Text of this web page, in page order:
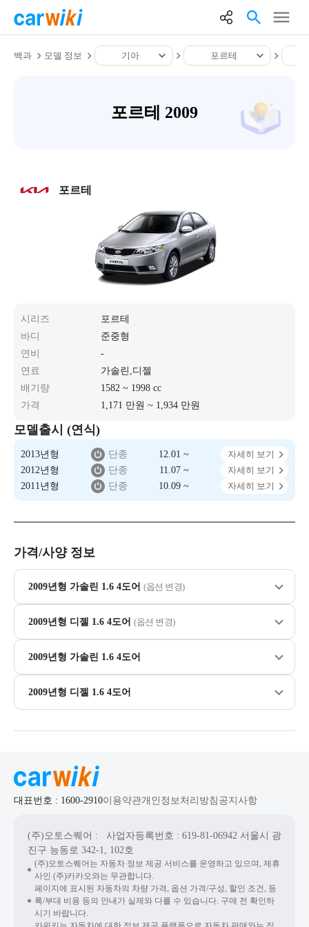
백과 모델 정보 기아 포르테
포르테 2009
포르테
시리즈
포르테
바디
준중형
연비
-
연료
가솔린,디젤
배기량
1582 ~ 1998 cc
가격
1,171 만원 ~ 1,934 만원
모델출시 (연식)
2013년형 단종 12.01 ~
자세히 보기
2012년형
단종 11.07 ~
자세히 보기
2011년형
단종 10.09 ~ 자세히 보기
가격/사양 정보
2009년형 가솔린 1.6 4도어 (옵션 변경)
2009년형 디젤 1.6 4도어 (옵션 변경)
2009년형 가솔린 1.6 4도어
2009년형 디젤 1.6 4도어
대표번호 : 1600-2910이용약관개인정보처리방침 공지사항
(주)오토스퀘어 : 사업자등록번호 : 619-81-06942 서울시 광
진구 능동로 342-1, 102호
(주)오토스퀘어는 자동차 정보 제공 서비스를 운영하고 있으며, 제휴
사인 (주)카카오와는 무관합니다.
페이지에 표시된 자동차의 차량 가격, 옵션 가격/구성, 할인 조건, 등
록/부대 비용 등의 안내가 실제와 다를 수 있습니다. 구매 전 확인하
시기 바랍니다.